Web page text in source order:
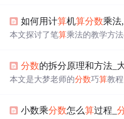
习。强调理解算理是难点，要
义对发展运算能力有重要意义。
如何用计算机算分数乘法,
本文探讨了笔算乘法的教学方
分数的拆分原理和方法
本文是大梦老师的分数巧算教
握 分数计算的高效方法，适用
小数乘分数怎么算过程_